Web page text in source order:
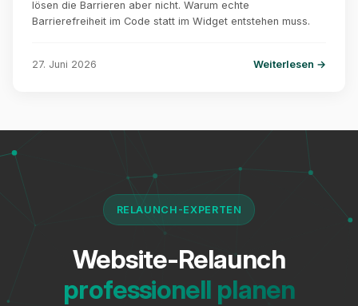
lösen die Barrieren aber nicht. Warum echte
Barrierefreiheit im Code statt im Widget entstehen muss.
27. Juni 2026 Weiterlesen →
RELAUNCH-EXPERTEN
Website-Relaunch
professionell planen